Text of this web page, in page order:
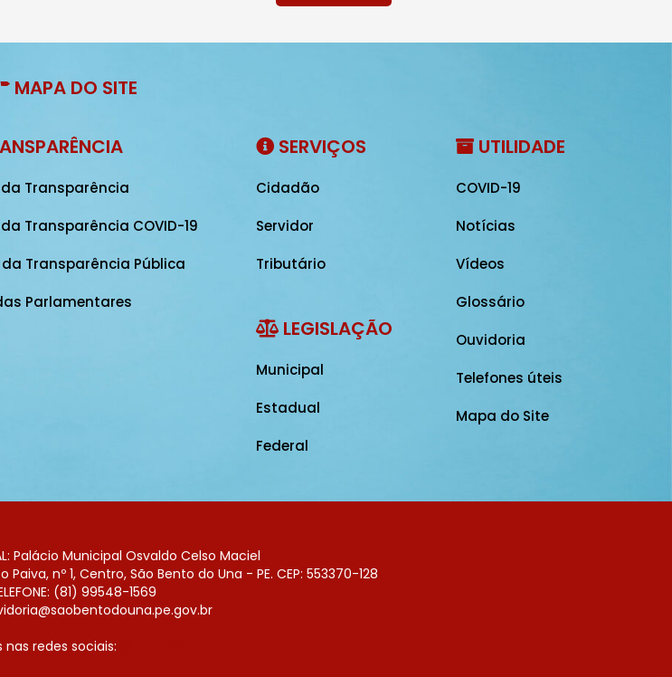
MAPA DO SITE
Transparência
Transparência COVID-19
Transparência Pública
Parlamentares
SERVIÇOS
Cidadão
Servidor
Tributário
LEGISLAÇÃO
Municipal
Estadual
Federal
UTILIDADE
COVID-19
Notícias
Vídeos
Glossário
Ouvidoria
Telefones úteis
Mapa do Site
Palácio Municipal Osvaldo Celso Maciel
Paiva, nº 1, Centro, São Bento do Una - PE. CEP: 553370-128
(81) 99548-1569
nas redes sociais: